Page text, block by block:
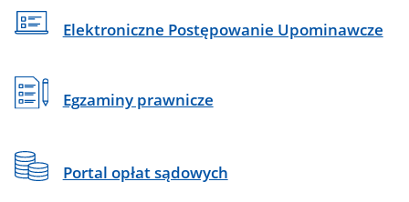
Elektroniczne Postępowanie Upominawcze
Egzaminy prawnicze
Portal opłat sądowych